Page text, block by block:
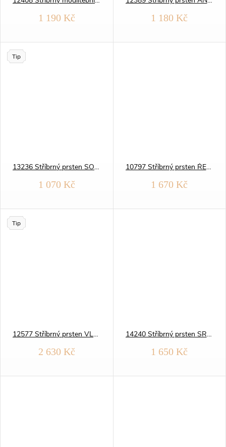
1 190 Kč 1 180 Kč
Tip
13236 Stříbrný prsten SOLITÉR jemný yellow
1 070 Kč
10797 Stříbrný prsten ŘECKÝ modrý OPÁL
1 670 Kč
Tip
12577 Stříbrný prsten VLNKY modrý OPÁL
2 630 Kč
14240 Stříbrný prsten SRDCE
1 650 Kč